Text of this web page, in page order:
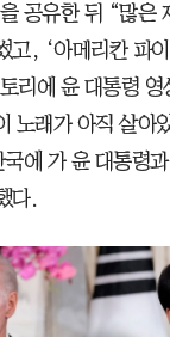
공유한 뒤 “많은
고, ‘아메리칸 파
리에 윤 대통령
노래가 아직 살아
에 가 윤 대통령
다.